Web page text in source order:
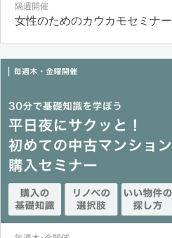
隔週開催
女性のためのカウカモセミナー